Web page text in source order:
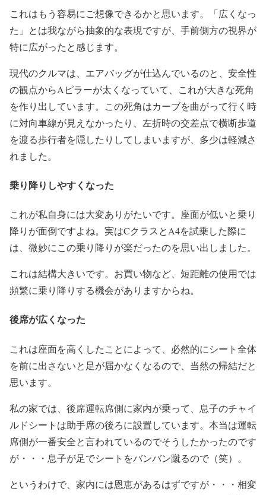
これはもう容易にご想像できるかと思います。「広くなっ
た」とは我ながら抽象的な表現ですが、手前側方の視界が
特に広がったと感じます。
現代のクルマは、エアバッグが仕込んでいるのと、安全性
の観点からAピラーが太くなっていて、これが大きな死角
を作り出しています。この死角はカーブを曲がって行く時
に対向車線が見えなかったり、左折時の交差点で横断歩道
を渡る歩行者を隠したりしてしまいますが、多少は軽減さ
れました。
乗り降りしやすくなった
これが私自身には大変ありがたいです。座面が低いと乗り
降りが面倒ですよね。実はCクラスとA4を試乗した際に
は、微妙にこの乗り降りが楽だったのを思い出しました。
これは結構大きいです。お買い物など、短距離の使用では
頻繁に乗り降りする機会がありますからね。
後席が広くなった
これは座面を高くしたことによって、必然的にシート全体
を前に出さないと足が届かなくなるので、当然の帰結だと
思います。
私の家では、後席運転席側に家内が乗って、息子のチャイ
ルドシートは助手席の後ろに設置しています。本当は運転
席側が一番安全と言われているのでそうしたかったのです
が・・・息子が足でシートをバンバン蹴るので（笑）。
というわけで、家内には恩恵があるはずですが・・・相変